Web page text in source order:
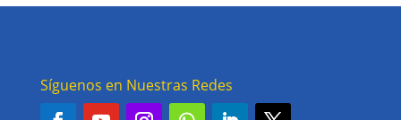
Síguenos en Nuestras Redes